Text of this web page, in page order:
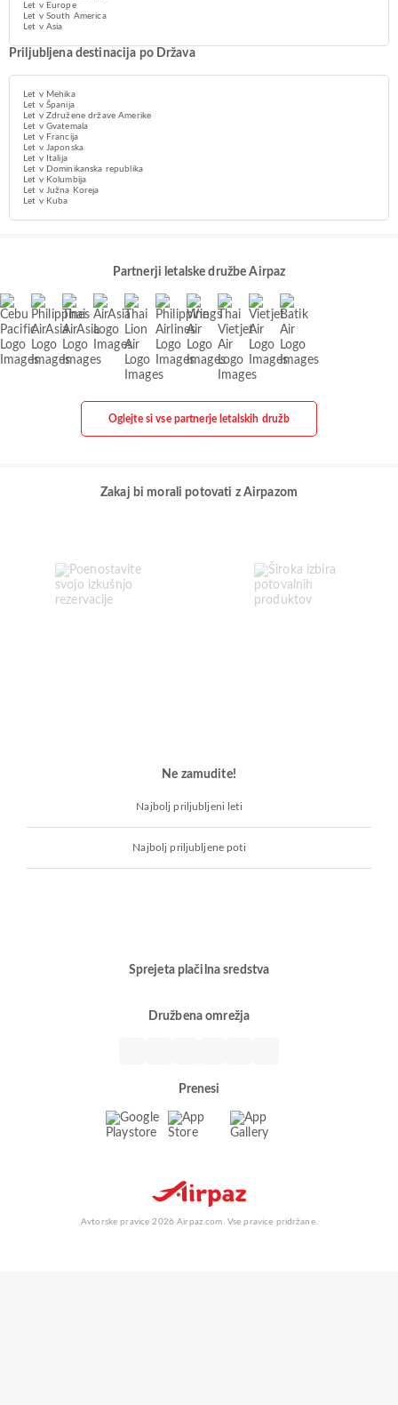
Let v Europe
Let v South America
Let v Asia
Priljubljena destinacija po Država
Let v Mehika
Let v Španija
Let v Združene države Amerike
Let v Gvatemala
Let v Francija
Let v Japonska
Let v Italija
Let v Dominikanska republika
Let v Kolumbija
Let v Južna Koreja
Let v Kuba
Partnerji letalske družbe Airpaz
Oglejte si vse partnerje letalskih družb
Zakaj bi morali potovati z Airpazom
Ne zamudite!
Najbolj priljubljeni leti
Najbolj priljubljene poti
Sprejeta plačilna sredstva
Družbena omrežja
Prenesi
Avtorske pravice 2026 Airpaz.com. Vse pravice pridržane.